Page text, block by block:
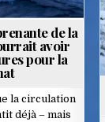
de la
avoir
pour la
la circulation
déjà – mais